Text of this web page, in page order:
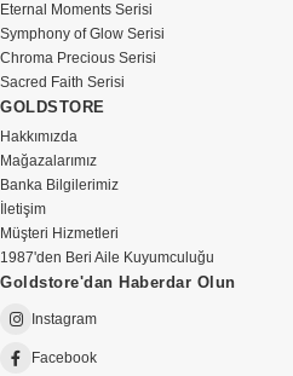
Eternal Moments Serisi
Symphony of Glow Serisi
Chroma Precious Serisi
Sacred Faith Serisi
GOLDSTORE
Hakkımızda
Mağazalarımız
Banka Bilgilerimiz
İletişim
Müşteri Hizmetleri
1987'den Beri Aile Kuyumculuğu
Goldstore'dan Haberdar Olun
Instagram
Facebook